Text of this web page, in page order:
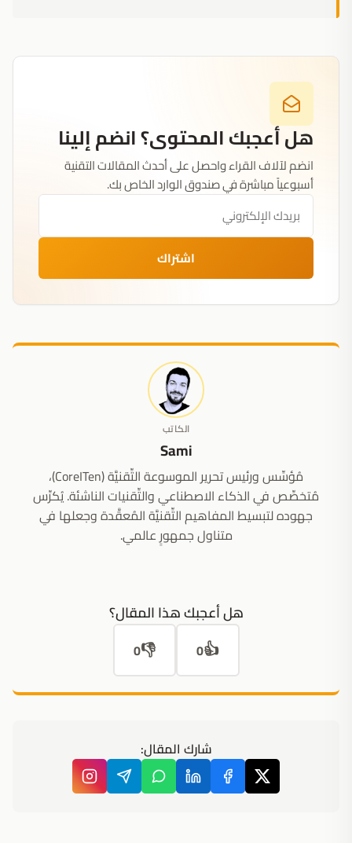
هل أعجبك المحتوى؟ انضم إلينا
انضم لآلاف القراء واحصل على أحدث المقالات التقنية
أسبوعياً مباشرة في صندوق الوارد الخاص بك.
اشتراك
الكاتب
Sami
مُؤسِّس ورئيس تحرير الموسوعة التِّقنيَّة (CoreITen)،
مُتخصِّص في الذكاء الاصطناعي والتِّقنيات الناشئة. يُكرِّس
جهوده لتبسيط المفاهيم التِّقنيَّة المُعقَّدة وجعلها في
متناول جمهورٍ عالمي.
هل أعجبك هذا المقال؟
👍
0
👎
0
شارك المقال: